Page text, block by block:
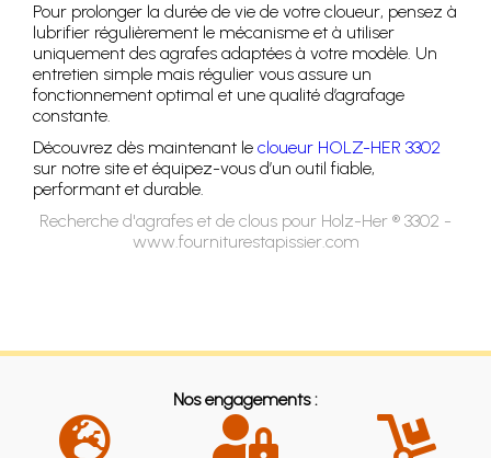
Pour prolonger la durée de vie de votre cloueur, pensez à
lubrifier régulièrement le mécanisme et à utiliser
uniquement des agrafes adaptées à votre modèle. Un
entretien simple mais régulier vous assure un
fonctionnement optimal et une qualité d’agrafage
constante.
Découvrez dès maintenant le cloueur HOLZ-HER 3302
sur notre site et équipez-vous d’un outil fiable,
performant et durable.
Recherche d'agrafes et de clous pour Holz-Her ® 3302 -
www.fourniturestapissier.com
Nos engagements :